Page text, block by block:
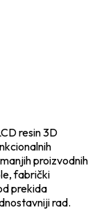
resin 3D
proizvodnih
fabrički
prekida
rad.